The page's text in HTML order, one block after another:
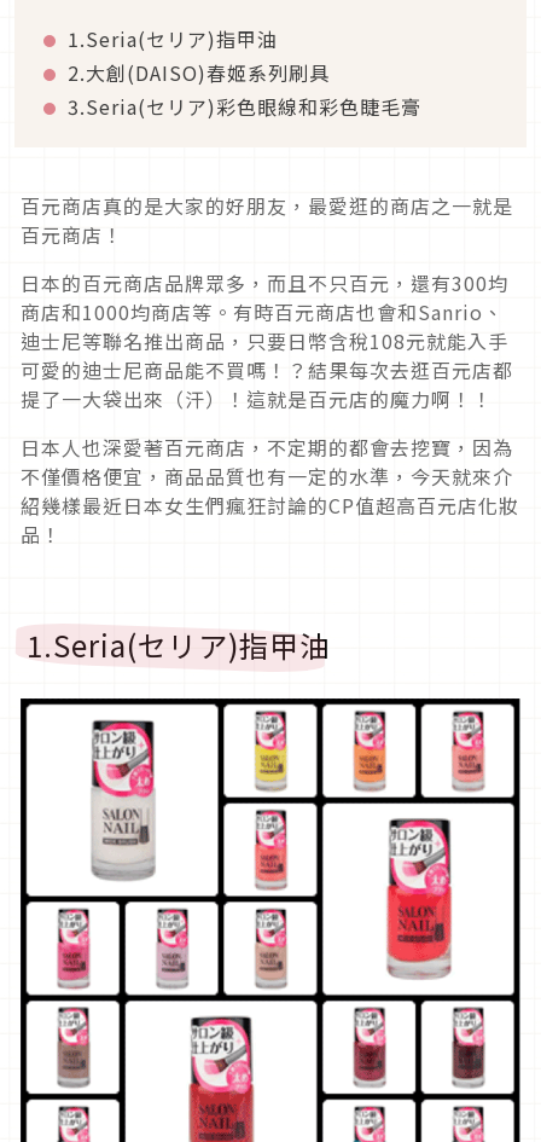
1.Seria(セリア)指甲油
2.大創(DAISO)春姬系列刷具
3.Seria(セリア)彩色眼線和彩色睫毛膏
百元商店真的是大家的好朋友，最愛逛的商店之一就是
百元商店！
日本的百元商店品牌眾多，而且不只百元，還有300均
商店和1000均商店等。有時百元商店也會和Sanrio、
迪士尼等聯名推出商品，只要日幣含稅108元就能入手
可愛的迪士尼商品能不買嗎！？結果每次去逛百元店都
提了一大袋出來（汗）！這就是百元店的魔力啊！！
日本人也深愛著百元商店，不定期的都會去挖寶，因為
不僅價格便宜，商品品質也有一定的水準，今天就來介
紹幾樣最近日本女生們瘋狂討論的CP值超高百元店化妝
品！
1.Seria(セリア)指甲油